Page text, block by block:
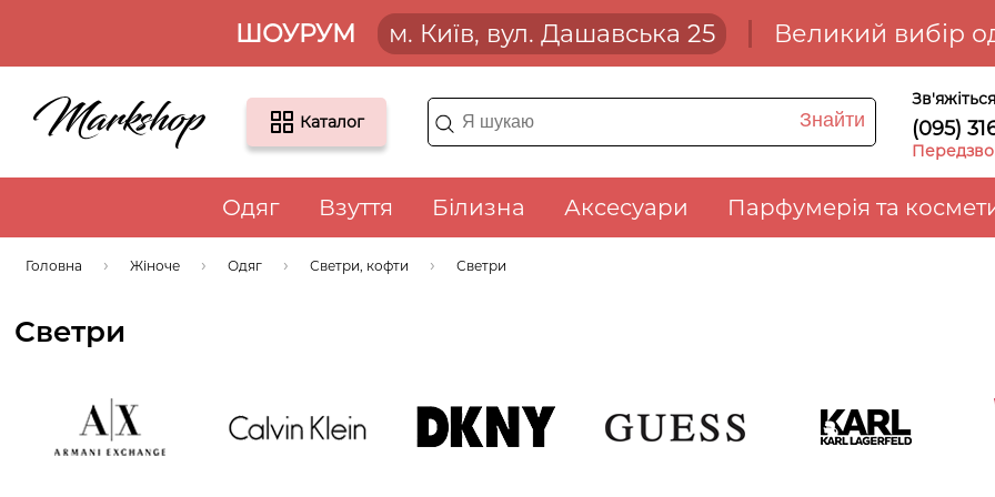
ШОУРУМ м. Київ, вул. Дашавська 25 Великий вибір
Каталог Знайти (095)
Одяг Взуття Білизна Аксесуари Парфумерія та
Головна Жіноче Одяг Светри, кофти Светри
Светри